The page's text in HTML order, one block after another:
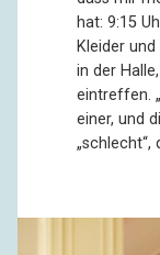
hat: 9:15
Kleider
in der
eintreffen.
einer, und